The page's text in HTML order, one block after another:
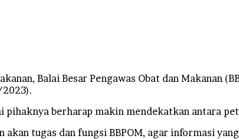
Balai Besar Pengawas Obat dan Makanan
2023).
berharap makin mendekatkan antara
tugas dan fungsi BBPOM, agar informasi